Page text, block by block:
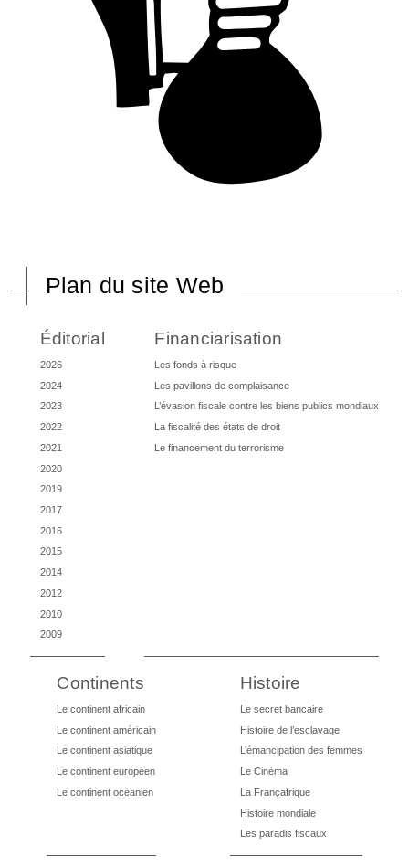
Plan du site Web
Éditorial
2026
2024
2023
2022
2021
2020
2019
2017
2016
2015
2014
2012
2010
2009
Financiarisation
Les fonds à risque
Les pavillons de complaisance
L’évasion fiscale contre les biens publics mondiaux
La fiscalité des états de droit
Le financement du terrorisme
Continents
Le continent africain
Le continent américain
Le continent asiatique
Le continent européen
Le continent océanien
Histoire
Le secret bancaire
Histoire de l’esclavage
L’émancipation des femmes
Le Cinéma
La Françafrique
Histoire mondiale
Les paradis fiscaux